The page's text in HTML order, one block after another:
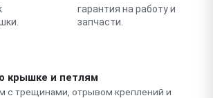
гарантия на работу и
запчасти.
крышке и петлям
с трещинами, отрывом креплений и